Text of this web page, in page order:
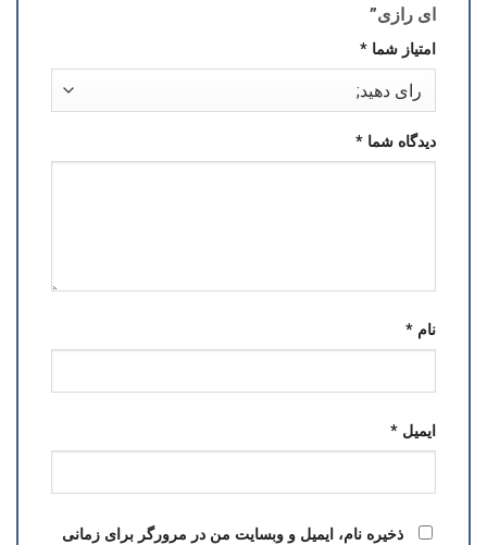
ای رازی”
امتیاز شما *
دیدگاه شما *
نام *
ایمیل *
ذخیره نام، ایمیل و وبسایت من در مرورگر برای زمانی